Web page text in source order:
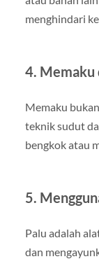
menghindari
4. Memaku
Memaku
teknik sudut
bengkok atau
5.
Palu adalah
dan